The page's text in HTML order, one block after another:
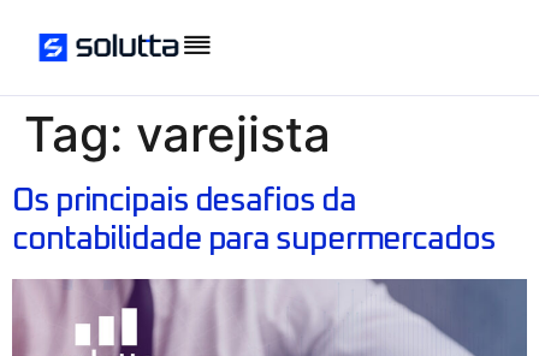
Tag: varejista
Os principais desafios da
contabilidade para supermercados